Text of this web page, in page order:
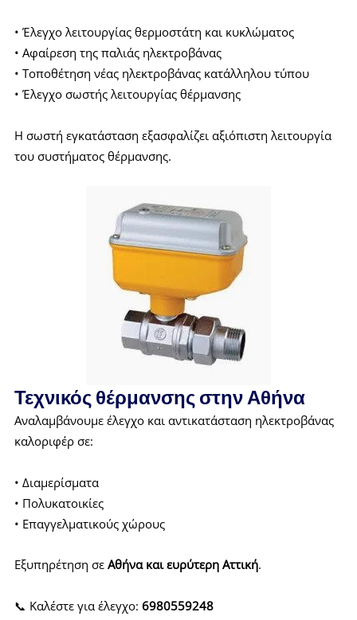
• Έλεγχο λειτουργίας θερμοστάτη και κυκλώματος
• Αφαίρεση της παλιάς ηλεκτροβάνας
• Τοποθέτηση νέας ηλεκτροβάνας κατάλληλου τύπου
• Έλεγχο σωστής λειτουργίας θέρμανσης
Η σωστή εγκατάσταση εξασφαλίζει αξιόπιστη λειτουργία
του συστήματος θέρμανσης.
Τεχνικός θέρμανσης στην Αθήνα
Αναλαμβάνουμε έλεγχο και αντικατάσταση ηλεκτροβάνας
καλοριφέρ σε:
• Διαμερίσματα
• Πολυκατοικίες
• Επαγγελματικούς χώρους
Εξυπηρέτηση σε Αθήνα και ευρύτερη Αττική.
📞 Καλέστε για έλεγχο: 6980559248